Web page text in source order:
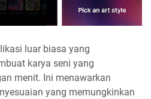
luar biasa yang
karya seni yang
menit. Ini menawarkan
yang memungkinkan